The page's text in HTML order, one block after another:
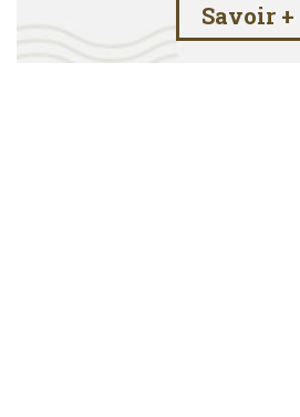
Savoir +